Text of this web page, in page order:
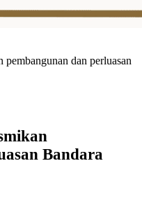
dan perluasan
Bandara